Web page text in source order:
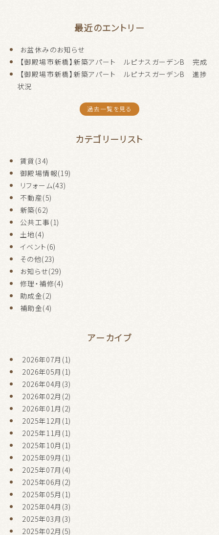
最近のエントリー
お盆休みのお知らせ
【御殿場市新橋】新築アパート ルピナスガーデンB 完成
【御殿場市新橋】新築アパート ルピナスガーデンB 進捗
状況
過去一覧を見る
カテゴリーリスト
賃貸(34)
御殿場情報(19)
リフォーム(43)
不動産(5)
新築(62)
公共工事(1)
土地(4)
イベント(6)
その他(23)
お知らせ(29)
修理・補修(4)
助成金(2)
補助金(4)
アーカイブ
2026年07月(1)
2026年05月(1)
2026年04月(3)
2026年02月(2)
2026年01月(2)
2025年12月(1)
2025年11月(1)
2025年10月(1)
2025年09月(1)
2025年07月(4)
2025年06月(2)
2025年05月(1)
2025年04月(3)
2025年03月(3)
2025年02月(5)